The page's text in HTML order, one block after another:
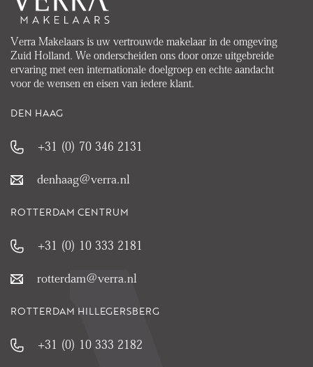
Verra Makelaars is uw vertrouwde makelaar in de omgeving
Zuid Holland. We onderscheiden ons door onze uitgebreide
ervaring met een internationale doelgroep en echte aandacht
voor de wensen en eisen van iedere klant.
DEN HAAG
+31 (0) 70 346 2131
denhaag@verra.nl
ROTTERDAM CENTRUM
+31 (0) 10 333 2181
rotterdam@verra.nl
ROTTERDAM HILLEGERSBERG
+31 (0) 10 333 2182